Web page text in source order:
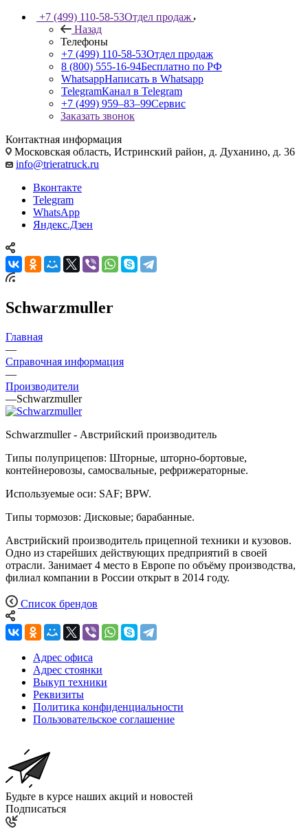
+7 (499) 110-58-53Отдел продаж
Назад
Телефоны
+7 (499) 110-58-53Отдел продаж
8 (800) 555-16-94Бесплатно по РФ
WhatsappНаписать в Whatsapp
TelegramКанал в Telegram
+7 (499) 959‒83‒99Сервис
Заказать звонок
Контактная информация
Московская область, Истринский район, д. Духанино, д. 36
info@trieratruck.ru
Вконтакте
Telegram
WhatsApp
Яндекс.Дзен
Schwarzmuller
Главная
—
Справочная информация
—
Производители
—Schwarzmuller
Schwarzmuller - Австрийский производитель
Типы полуприцепов: Шторные, шторно-бортовые,
контейнеровозы, самосвальные, рефрижераторные.
Используемые оси: SAF; BPW.
Типы тормозов: Дисковые; барабанные.
Австрийский производитель прицепной техники и кузовов.
Одно из старейших действующих предприятий в своей
отрасли. Занимает 4 место в Европе по объёму производства,
филиал компании в России открыт в 2014 году.
Список брендов
Адрес офиса
Адрес стоянки
Выкуп техники
Реквизиты
Политика конфиденциальности
Пользовательское соглашение
Будьте в курсе наших акций и новостей
Подписаться